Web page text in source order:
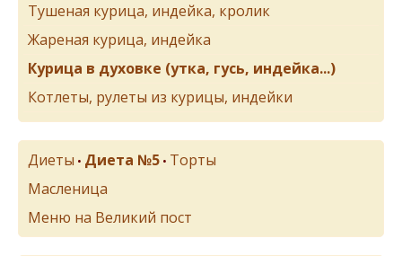
Тушеная курица, индейка, кролик
Жареная курица, индейка
Курица в духовке (утка, гусь, индейка...)
Котлеты, рулеты из курицы, индейки
Диеты • Диета №5 • Торты
Масленица
Меню на Великий пост